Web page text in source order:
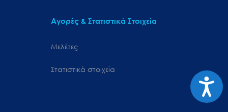
Αγορές & Στατιστικά Στοιχεία
Μελέτες
Στατιστικά στοιχεία